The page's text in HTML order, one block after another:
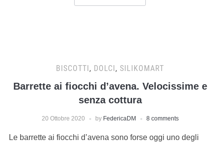
BISCOTTI, DOLCI, SILIKOMART
Barrette ai fiocchi d’avena. Velocissime e
senza cottura
20 Ottobre 2020 by FedericaDM 8 comments
Le barrette ai fiocchi d’avena sono forse oggi uno degli